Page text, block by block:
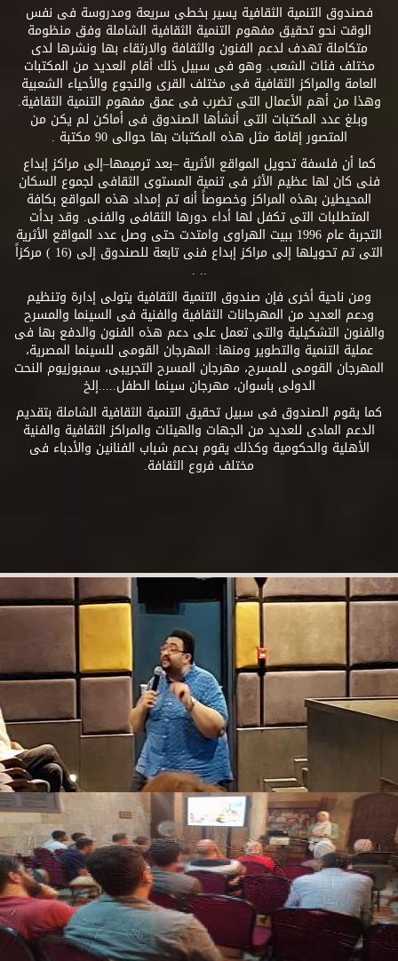
فصندوق التنمية الثقافية يسير بخطى سريعة ومدروسة فى نفس
الوقت نحو تحقيق مفهوم التنمية الثقافية الشاملة وفق منظومة
متكاملة تهدف لدعم الفنون والثقافة والارتقاء بها ونشرها لدى
مختلف فئات الشعب. وهو فى سبيل ذلك أقام العديد من المكتبات
العامة والمراكز الثقافية فى مختلف القرى والنجوع والأحياء الشعبية
وهذا من أهم الأعمال التى تضرب فى عمق مفهوم التنمية الثقافية.
وبلغ عدد المكتبات التى أنشأها الصندوق فى أماكن لم يكن من
المتصور إقامة مثل هذه المكتبات بها حوالى 90 مكتبة .
كما أن فلسفة تحويل المواقع الأثرية –بعد ترميمها–إلى مراكز إبداع
فنى كان لها عظيم الأثر فى تنمية المستوى الثقافى لجموع السكان
المحيطين بهذه المراكز وخصوصاً أنه تم إمداد هذه المواقع بكافة
المتطلبات التى تكفل لها أداء دورها الثقافى والفنى. وقد بدأت
التجربة عام 1996 ببيت الهراوى وامتدت حتى وصل عدد المواقع الأثرية
التى تم تحويلها إلى مراكز إبداع فنى تابعة للصندوق إلى (16 ) مركزاً
.. .
ومن ناحية أخرى فإن صندوق التنمية الثقافية يتولى إدارة وتنظيم
ودعم العديد من المهرجانات الثقافية والفنية فى السينما والمسرح
والفنون التشكيلية والتى تعمل على دعم هذه الفنون والدفع بها فى
عملية التنمية والتطوير ومنها: المهرجان القومى للسينما المصرية،
المهرجان القومى للمسرح، مهرجان المسرح التجريبى، سمبوزيوم النحت
الدولى بأسوان، مهرجان سينما الطفل.....إلخ
كما يقوم الصندوق فى سبيل تحقيق التنمية الثقافية الشاملة بتقديم
الدعم المادى للعديد من الجهات والهيئات والمراكز الثقافية والفنية
الأهلية والحكومية وكذلك يقوم بدعم شباب الفنانين والأدباء فى
مختلف فروع الثقافة.